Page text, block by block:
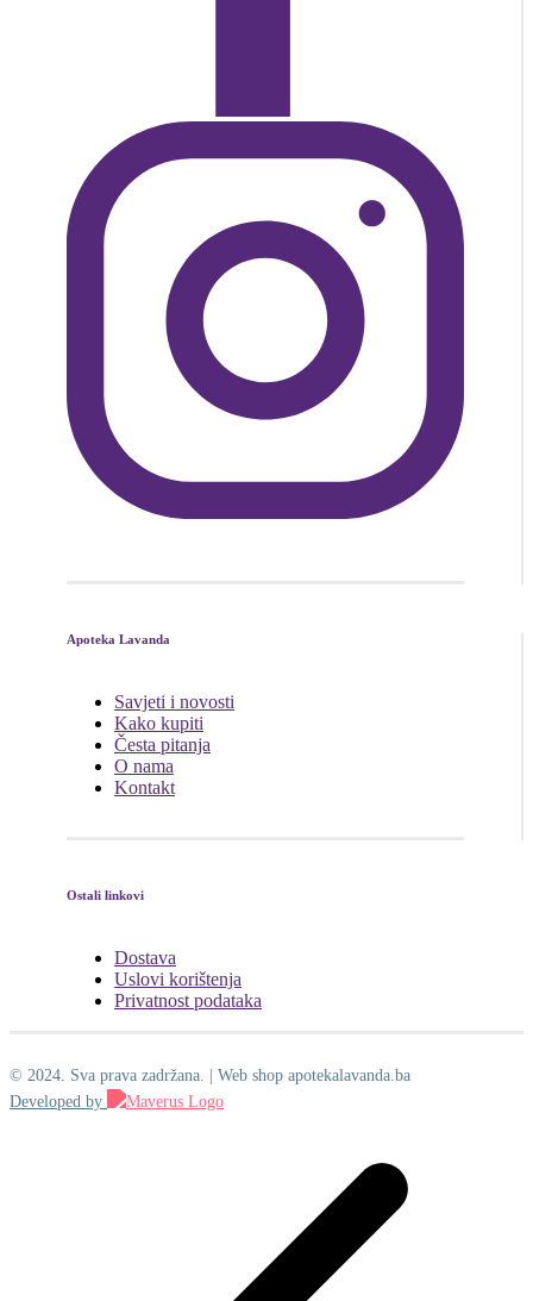
Apoteka Lavanda
Savjeti i novosti
Kako kupiti
Česta pitanja
O nama
Kontakt
Ostali linkovi
Dostava
Uslovi korištenja
Privatnost podataka
© 2024. Sva prava zadržana. | Web shop apotekalavanda.ba
Developed by